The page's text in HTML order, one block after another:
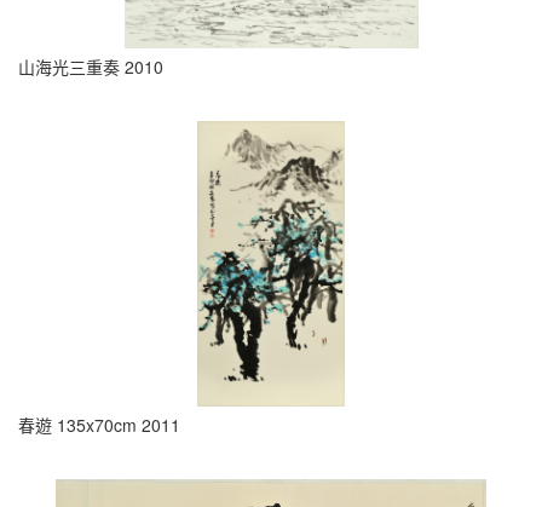
山海光三重奏 2010
春遊 135x70cm 2011